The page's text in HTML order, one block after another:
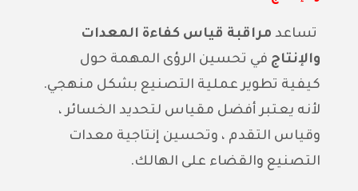
تساعد مراقبة قياس كفاءة المعدات
والإنتاج في تحسين الرؤى المهمة حول
كيفية تطوير عملية التصنيع بشكل منهجي.
لأنه يعتبر أفضل مقياس لتحديد الخسائر ،
وقياس التقدم ، وتحسين إنتاجية معدات
التصنيع والقضاء على الهالك.